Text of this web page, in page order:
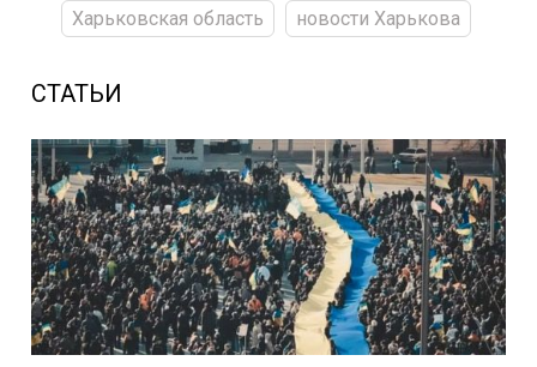
Харьковская область
новости Харькова
СТАТЬИ